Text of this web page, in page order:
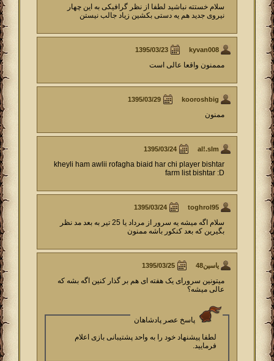
سلام خستته نباشید لطفا از نظر گرافیکی به این چهار
نیروی جدید هم یه دستی بکشین زیاد جالب نیستن
kyvan008
مممنون واقعا عالی است
kooroshbig
ممنون
al!.slm
kheyli ham awlii rofagha biaid har chi player bishtar
farm list bishtar :D
toghrol95
سلام اگه میشه یه سرور از مرداد یا 25 تیر به بعد مد نظر
بگیرین که بعد کنکور باشه ممنون
یاسین48
میتونین سرورای یک هفته ای هم بر گذار کنین اگه بشه که
عالی میشه؟
پاسخ عصر پادشاهان
لطفا پیشنهاد خود را به واحد پشتیبانی بازی اعلام
فرمایید.